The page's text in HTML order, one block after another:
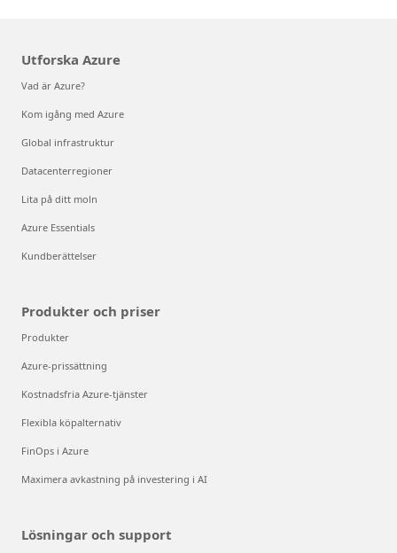
Utforska Azure
Vad är Azure?
Kom igång med Azure
Global infrastruktur
Datacenterregioner
Lita på ditt moln
Azure Essentials
Kundberättelser
Produkter och priser
Produkter
Azure-prissättning
Kostnadsfria Azure-tjänster
Flexibla köpalternativ
FinOps i Azure
Maximera avkastning på investering i AI
Lösningar och support